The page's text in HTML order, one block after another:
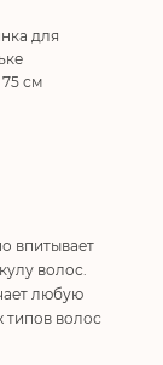
для
см
впитывает
волос.
любую
типов волос